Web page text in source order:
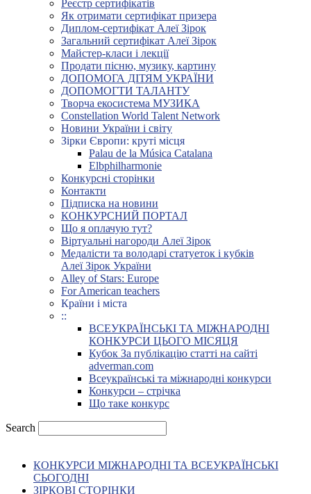
Реєстр сертифікатів
Як отримати сертифікат призера
Диплом-сертифікат Алеї Зірок
Загальний сертифікат Алеї Зірок
Майстер-класи і лекції
Продати пісню, музику, картину
ДОПОМОГА ДІТЯМ УКРАЇНИ
ДОПОМОГТИ ТАЛАНТУ
Творча екосистема МУЗИКА
Constellation World Talent Network
Новини України і світу
Зірки Європи: круті місця
Palau de la Música Catalana
Elbphilharmonie
Конкурсні сторінки
Контакти
Підписка на новини
КОНКУРСНИЙ ПОРТАЛ
Що я оплачую тут?
Віртуальні нагороди Алеї Зірок
Медалісти та володарі статуеток і кубків
Алеї Зірок України
Alley of Stars: Europe
For American teachers
Країни і міста
::
ВСЕУКРАЇНСЬКІ ТА МІЖНАРОДНІ
КОНКУРСИ ЦЬОГО МІСЯЦЯ
Кубок За публікацію статті на сайті
adverman.com
Всеукраїнські та міжнародні конкурси
Конкурси – стрічка
Що таке конкурс
Search
КОНКУРСИ МІЖНАРОДНІ ТА ВСЕУКРАЇНСЬКІ
СЬОГОДНІ
ЗІРКОВІ СТОРІНКИ